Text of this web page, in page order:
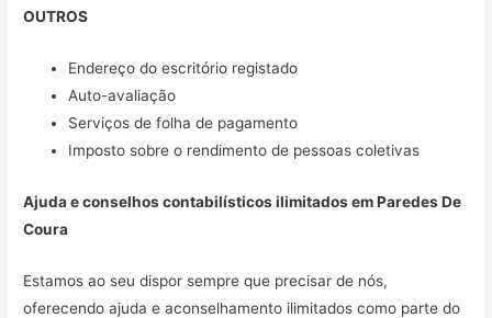
OUTROS
Endereço do escritório registado
Auto-avaliação
Serviços de folha de pagamento
Imposto sobre o rendimento de pessoas coletivas
Ajuda e conselhos contabilísticos ilimitados emParedes De
Coura
Estamos ao seu dispor sempre que precisar de nós,
oferecendo ajuda e aconselhamento ilimitados como parte do